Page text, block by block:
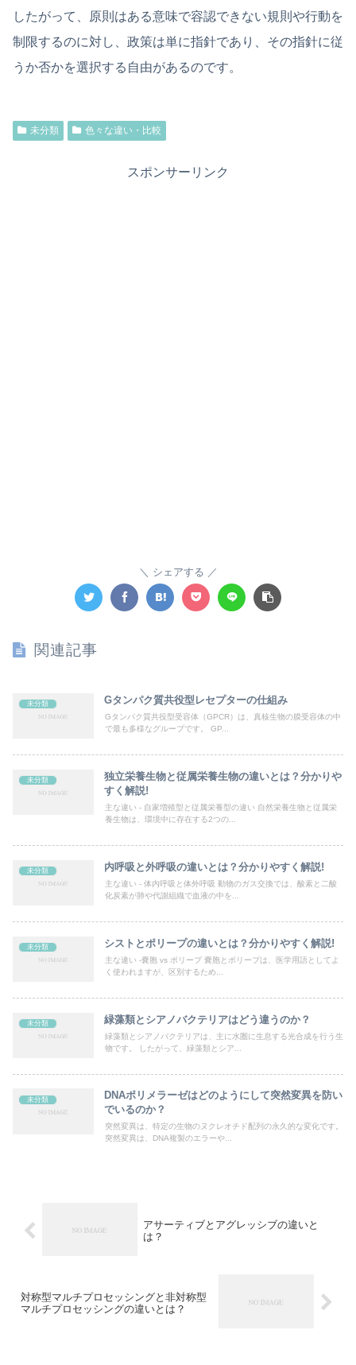
したがって、原則はある意味で容認できない規則や行動を
制限するのに対し、政策は単に指針であり、その指針に従
うか否かを選択する自由があるのです。
未分類 色々な違い・比較
スポンサーリンク
シェアする
関連記事
未分類 Gタンパク質共役型レセプターの仕組み
Gタンパク質共役型受容体（GPCR）は、真核生物の膜受容体の中
で最も多様なグループです。 GP...
未分類
独立栄養生物と従属栄養生物の違いとは？分かりや
すく解説!
主な違い - 自家増殖型と従属栄養型の違い 自然栄養生物と従属栄
養生物は、環境中に存在する2つの...
未分類 内呼吸と外呼吸の違いとは？分かりやすく解説!
主な違い - 体内呼吸と体外呼吸 動物のガス交換では、酸素と二酸
化炭素が肺や代謝組織で血液の中を...
未分類 シストとポリープの違いとは？分かりやすく解説!
主な違い -嚢胞 vs ポリープ 嚢胞とポリープは、医学用語としてよ
く使われますが、区別するため...
未分類 緑藻類とシアノバクテリアはどう違うのか？
緑藻類とシアノバクテリアは、主に水圏に生息する光合成を行う生
物です。 したがって、緑藻類とシア...
未分類
DNAポリメラーゼはどのようにして突然変異を防い
でいるのか？
突然変異は、特定の生物のヌクレオチド配列の永久的な変化です。
突然変異は、DNA複製のエラーや...
アサーティブとアグレッシブの違いと
は？
対称型マルチプロセッシングと非対称型
マルチプロセッシングの違いとは？